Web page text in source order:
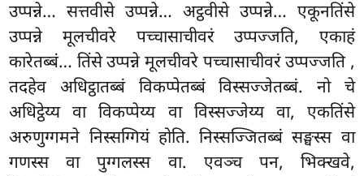
उप्पन्ने… सत्तवीसे उप्पन्ने… अट्ठवीसे उप्पन्ने… एकूनतिंसे
उप्पन्ने मूलचीवरे पच्चासाचीवरं उप्पज्जति, एकाहं
कारेतब्बं… तिंसे उप्पन्ने मूलचीवरे पच्चासाचीवरं उप्पज्जति ,
तदहेव अधिट्ठातब्बं विकप्पेतब्बं विस्सज्जेतब्बं. नो चे
अधिट्ठेय्य वा विकप्पेय्य वा विस्सज्जेय्य वा, एकतिंसे
अरुणुग्गमने निस्सग्गियं होति. निस्सज्जितब्बंसङ्घस्स वा
गणस्स वा पुग्गलस्स वा. एवञ्च पन, भिक्खवे,